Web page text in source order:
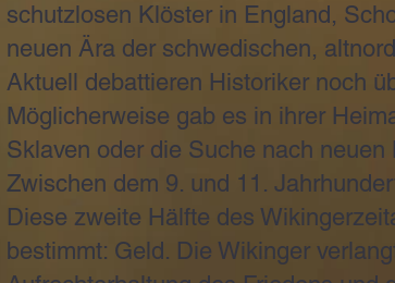
schutzlosen Klöster in England,
neuen Ära der schwedischen,
Aktuell debattieren Historiker noch
Möglicherweise gab es in ihrer
Sklaven oder die Suche nach neuen
Zwischen dem 9. und 11.
Diese zweite Hälfte des
bestimmt: Geld. Die Wikinger